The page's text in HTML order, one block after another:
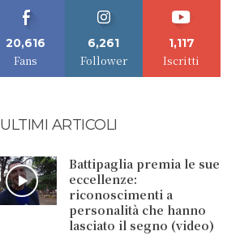
20,616
Fans
6,261
Follower
1,117
Iscritti
ULTIMI ARTICOLI
Battipaglia premia le sue
eccellenze:
riconoscimenti a
personalità che hanno
lasciato il segno (video)